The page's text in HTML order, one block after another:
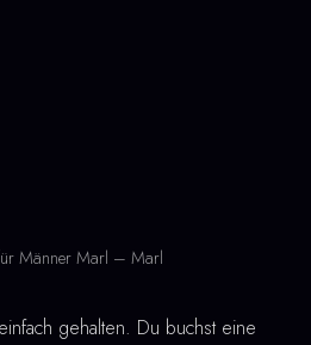
Männer Marl – Marl
gehalten. Du buchst eine